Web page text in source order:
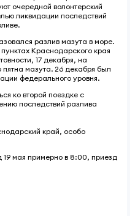
очередной волонтерский
ликвидации последствий
разлив мазута в море.
Краснодарского края
17 декабря, на
мазута. 26 декабря был
федерального уровня.
ко второй поездке с
последствий разлива
край, особо
19 мая примерно в 8:00, приезд